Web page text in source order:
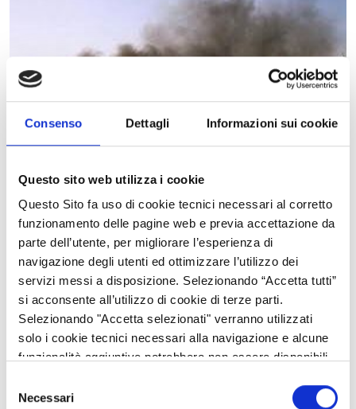
Consenso Dettagli Informazioni sui cookie
Questo sito web utilizza i cookie
Questo Sito fa uso di cookie tecnici necessari al corretto
funzionamento delle pagine web e previa accettazione da
parte dell’utente, per migliorare l’esperienza di
navigazione degli utenti ed ottimizzare l’utilizzo dei
servizi messi a disposizione. Selezionando “Accetta tutti”
si acconsente all’utilizzo di cookie di terze parti.
Selezionando "Accetta selezionati" verranno utilizzati
solo i cookie tecnici necessari alla navigazione e alcune
funzionalità aggiuntive potrebbero non essere disponibili.
delNecessari
I cittadini, le amministrazioni pubbliche, gli stakeholder che
hanno competenza in materia, degli accademici, le imprese e le
ONG hanno tempofino al 3 maggio 2021per rispondere
alla consultazione pubblicalanciata dalla Commissione
europea, che ha l'obiettivo di raccogliere le opinioni dei cittadini
europei per rafforzare il quadro normativo contro la criminalità
ambientale. I risultati di questa consultazione pubblica
ambientali.